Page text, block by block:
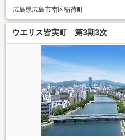
広島県広島市南区稲荷町
ウエリス皆実町 第3期3次